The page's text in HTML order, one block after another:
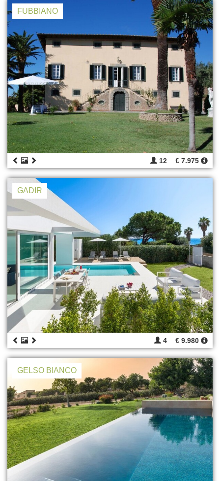
FUBBIANO
12 € 7.975
GADIR
4 € 9.980
GELSO BIANCO